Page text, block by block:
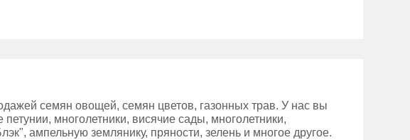
семян овощей, семян цветов, газонных трав. У нас вы
многолетники, висячие сады, многолетники,
ампельную землянику, пряности, зелень и многое другое.